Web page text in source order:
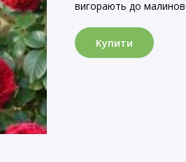
вигорають до
Купити